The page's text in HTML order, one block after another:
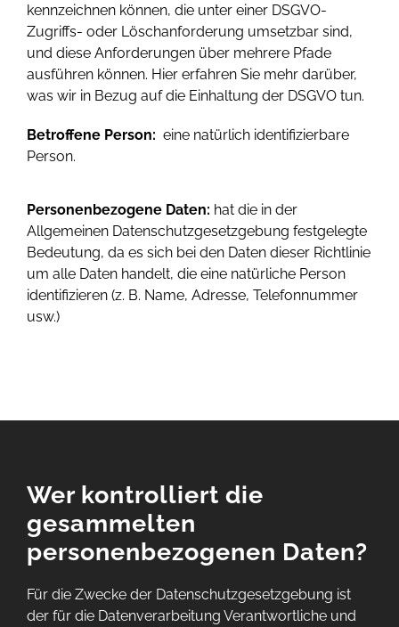
kennzeichnen können, die unter einer DSGVO-
Zugriffs- oder Löschanforderung umsetzbar sind,
und diese Anforderungen über mehrere Pfade
ausführen können. Hier erfahren Sie mehr darüber,
was wir in Bezug auf die Einhaltung der DSGVO tun.
Betroffene Person: eine natürlich identifizierbare
Person.
Personenbezogene Daten: hat die in der
Allgemeinen Datenschutzgesetzgebung festgelegte
Bedeutung, da es sich bei den Daten dieser Richtlinie
um alle Daten handelt, die eine natürliche Person
identifizieren (z. B. Name, Adresse, Telefonnummer
usw.)
Wer kontrolliert die
gesammelten
personenbezogenen Daten?
Für die Zwecke der Datenschutzgesetzgebung ist
der für die Datenverarbeitung Verantwortliche und